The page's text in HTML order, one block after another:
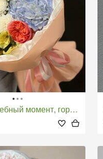
маттиола, хризантема, альстромерия